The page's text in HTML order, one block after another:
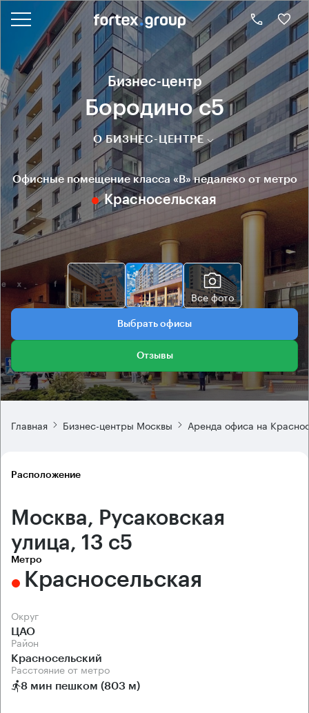
Бизнес-центр
Бородино с5
О БИЗНЕС-ЦЕНТРЕ
Офисные помещение класса «B» недалеко от метро
Красносельская
Все фото
Выбрать офисы
Отзывы
Главная Бизнес-центры Москвы Аренда офиса на
Расположение
Москва, Русаковская
улица, 13 с5
Метро
Красносельская
Округ
ЦАО
Район
Красносельский
Расстояние от метро
8 мин пешком (803 м)